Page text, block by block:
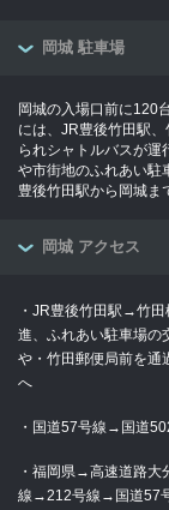
岡城 駐車場
岡城の入場口前に120
には、JR豊後竹田駅
られシャトルバスが
や市街地のふれあい駐
豊後竹田駅から岡城ま
岡城 アクセス
・JR豊後竹田駅→竹
進、ふれあい駐車場の
や・竹田郵便局前を通
へ
・国道57号線→国道
・福岡県→高速道路大
線→212号線→国道57